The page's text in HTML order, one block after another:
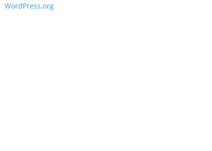
WordPress.org